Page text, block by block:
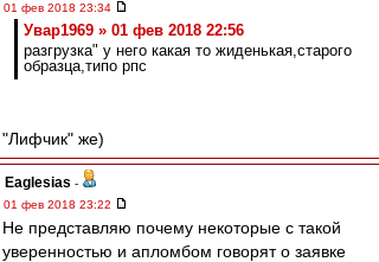
01 фев 2018 23:34
Увар1969 » 01 фев 2018 22:56
разгрузка" у него какая то жиденькая,старого
образца,типо рпс
"Лифчик" же)
Eaglesias -
01 фев 2018 23:22
Не представляю почему некоторые с такой
уверенностью и апломбом говорят о заявке